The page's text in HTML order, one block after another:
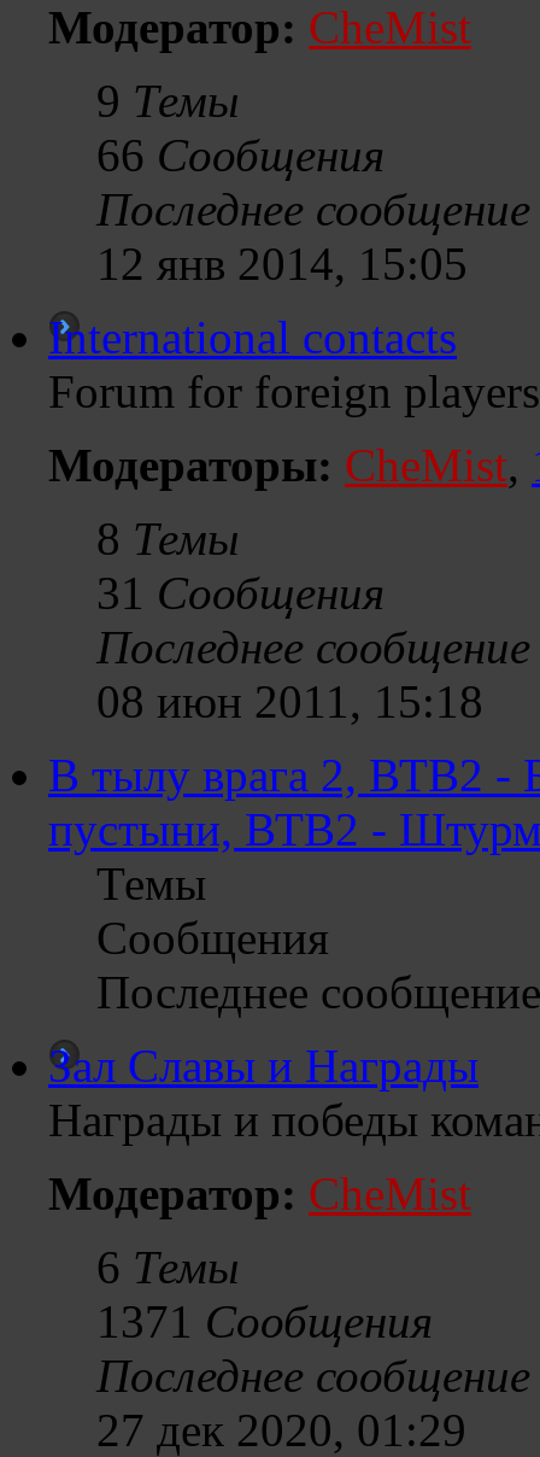
Модератор: CheMist
9 Темы
66 Сообщения
Последнее сообщение
12 янв 2014, 15:05
International contacts
Forum for foreign players
Модераторы: CheMist,
8 Темы
31 Сообщения
Последнее сообщение
08 июн 2011, 15:18
В тылу врага 2, ВТВ2 -
пустыни, ВТВ2 -
Темы
Сообщения
Последнее сообщение
Зал Славы и Награды
Награды и победы
Модератор: CheMist
6 Темы
1371 Сообщения
Последнее сообщение
27 дек 2020, 01:29